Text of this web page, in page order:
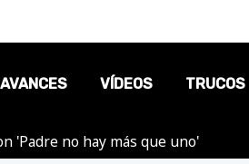
AVANCES VÍDEOS TRUCOS
'Padre no hay más que uno'